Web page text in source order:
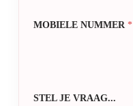
MOBIELE NUMMER*
STEL JE VRAAG...